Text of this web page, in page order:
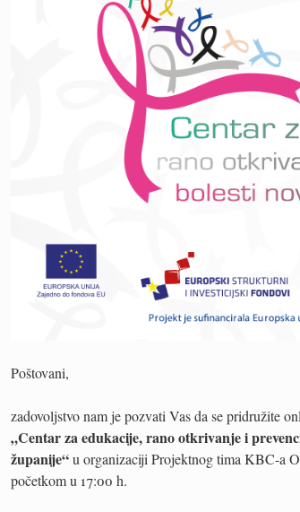
Poštovani,
zadovoljstvo nam je pozvati Vas da se pridružite
„Centar za edukacije, rano otkrivanje i
županije“u organizaciji Projektnog tima KBC-a
početkom u 17:00 h.